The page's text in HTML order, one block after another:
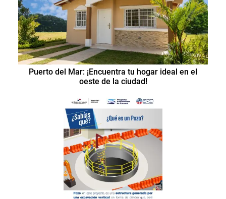
Puerto del Mar: ¡Encuentra tu hogar ideal en el
oeste de la ciudad!